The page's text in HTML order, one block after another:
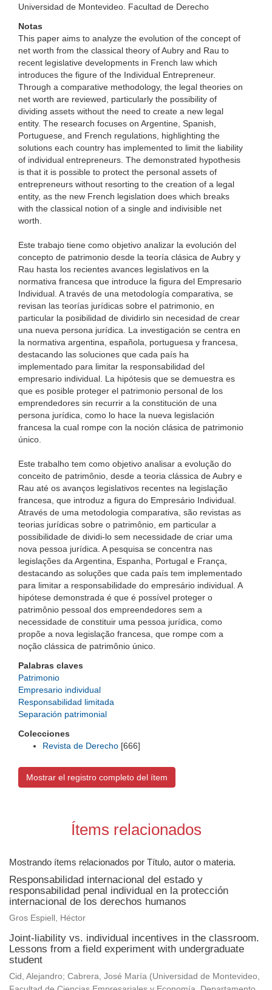
Universidad de Montevideo. Facultad de Derecho
Notas
This paper aims to analyze the evolution of the concept of
net worth from the classical theory of Aubry and Rau to
recent legislative developments in French law which
introduces the figure of the Individual Entrepreneur.
Through a comparative methodology, the legal theories on
net worth are reviewed, particularly the possibility of
dividing assets without the need to create a new legal
entity. The research focuses on Argentine, Spanish,
Portuguese, and French regulations, highlighting the
solutions each country has implemented to limit the liability
of individual entrepreneurs. The demonstrated hypothesis
is that it is possible to protect the personal assets of
entrepreneurs without resorting to the creation of a legal
entity, as the new French legislation does which breaks
with the classical notion of a single and indivisible net
worth.
Este trabajo tiene como objetivo analizar la evolución del
concepto de patrimonio desde la teoría clásica de Aubry y
Rau hasta los recientes avances legislativos en la
normativa francesa que introduce la figura del Empresario
Individual. A través de una metodología comparativa, se
revisan las teorías jurídicas sobre el patrimonio, en
particular la posibilidad de dividirlo sin necesidad de crear
una nueva persona jurídica. La investigación se centra en
la normativa argentina, española, portuguesa y francesa,
destacando las soluciones que cada país ha
implementado para limitar la responsabilidad del
empresario individual. La hipótesis que se demuestra es
que es posible proteger el patrimonio personal de los
emprendedores sin recurrir a la constitución de una
persona jurídica, como lo hace la nueva legislación
francesa la cual rompe con la noción clásica de patrimonio
único.
Este trabalho tem como objetivo analisar a evolução do
conceito de patrimônio, desde a teoria clássica de Aubry e
Rau até os avanços legislativos recentes na legislação
francesa, que introduz a figura do Empresário Individual.
Através de uma metodologia comparativa, são revistas as
teorias jurídicas sobre o patrimônio, em particular a
possibilidade de dividi-lo sem necessidade de criar uma
nova pessoa jurídica. A pesquisa se concentra nas
legislações da Argentina, Espanha, Portugal e França,
destacando as soluções que cada país tem implementado
para limitar a responsabilidade do empresário individual. A
hipótese demonstrada é que é possível proteger o
patrimônio pessoal dos empreendedores sem a
necessidade de constituir uma pessoa jurídica, como
propõe a nova legislação francesa, que rompe com a
noção clássica de patrimônio único.
Palabras claves
Patrimonio
Empresario individual
Responsabilidad limitada
Separación patrimonial
Colecciones
Revista de Derecho [666]
Mostrar el registro completo del ítem
Ítems relacionados
Mostrando ítems relacionados por Título, autor o materia.
Responsabilidad internacional del estado y
responsabilidad penal individual en la protección
internacional de los derechos humanos
Gros Espiell, Héctor
Joint-liability vs. individual incentives in the classroom.
Lessons from a field experiment with undergraduate
student
Cid, Alejandro; Cabrera, José María (Universidad de Montevideo,